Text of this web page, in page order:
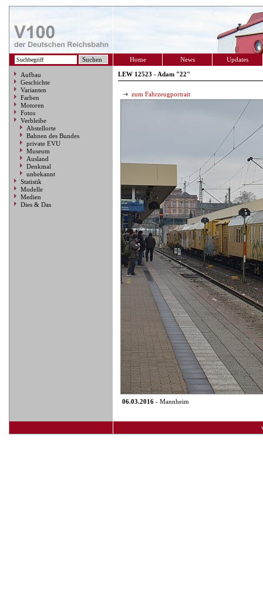
Home News Updates
Aufbau
Geschichte
Varianten
Farben
Motoren
Fotos
Verbleibe
Abstellorte
Bahnen des Bundes
private EVU
Museum
Ausland
Denkmal
unbekannt
Statistik
Modelle
Medien
Dies & Das
LEW 12523 - Adam "22"
zum Fahrzeugportrait
06.03.2016 - Mannheim